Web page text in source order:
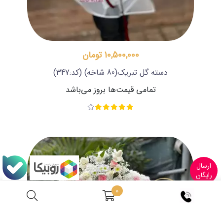
0
10,500,000 تومان
دسته گل تبریک(80 شاخه)
(کد:347)
تمامی قیمت‌ها بروز می‌باشد
ارسال
رایگان